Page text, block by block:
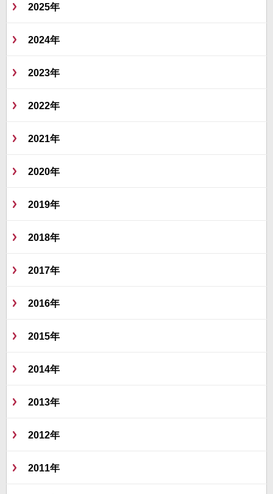
2025年
2024年
2023年
2022年
2021年
2020年
2019年
2018年
2017年
2016年
2015年
2014年
2013年
2012年
2011年